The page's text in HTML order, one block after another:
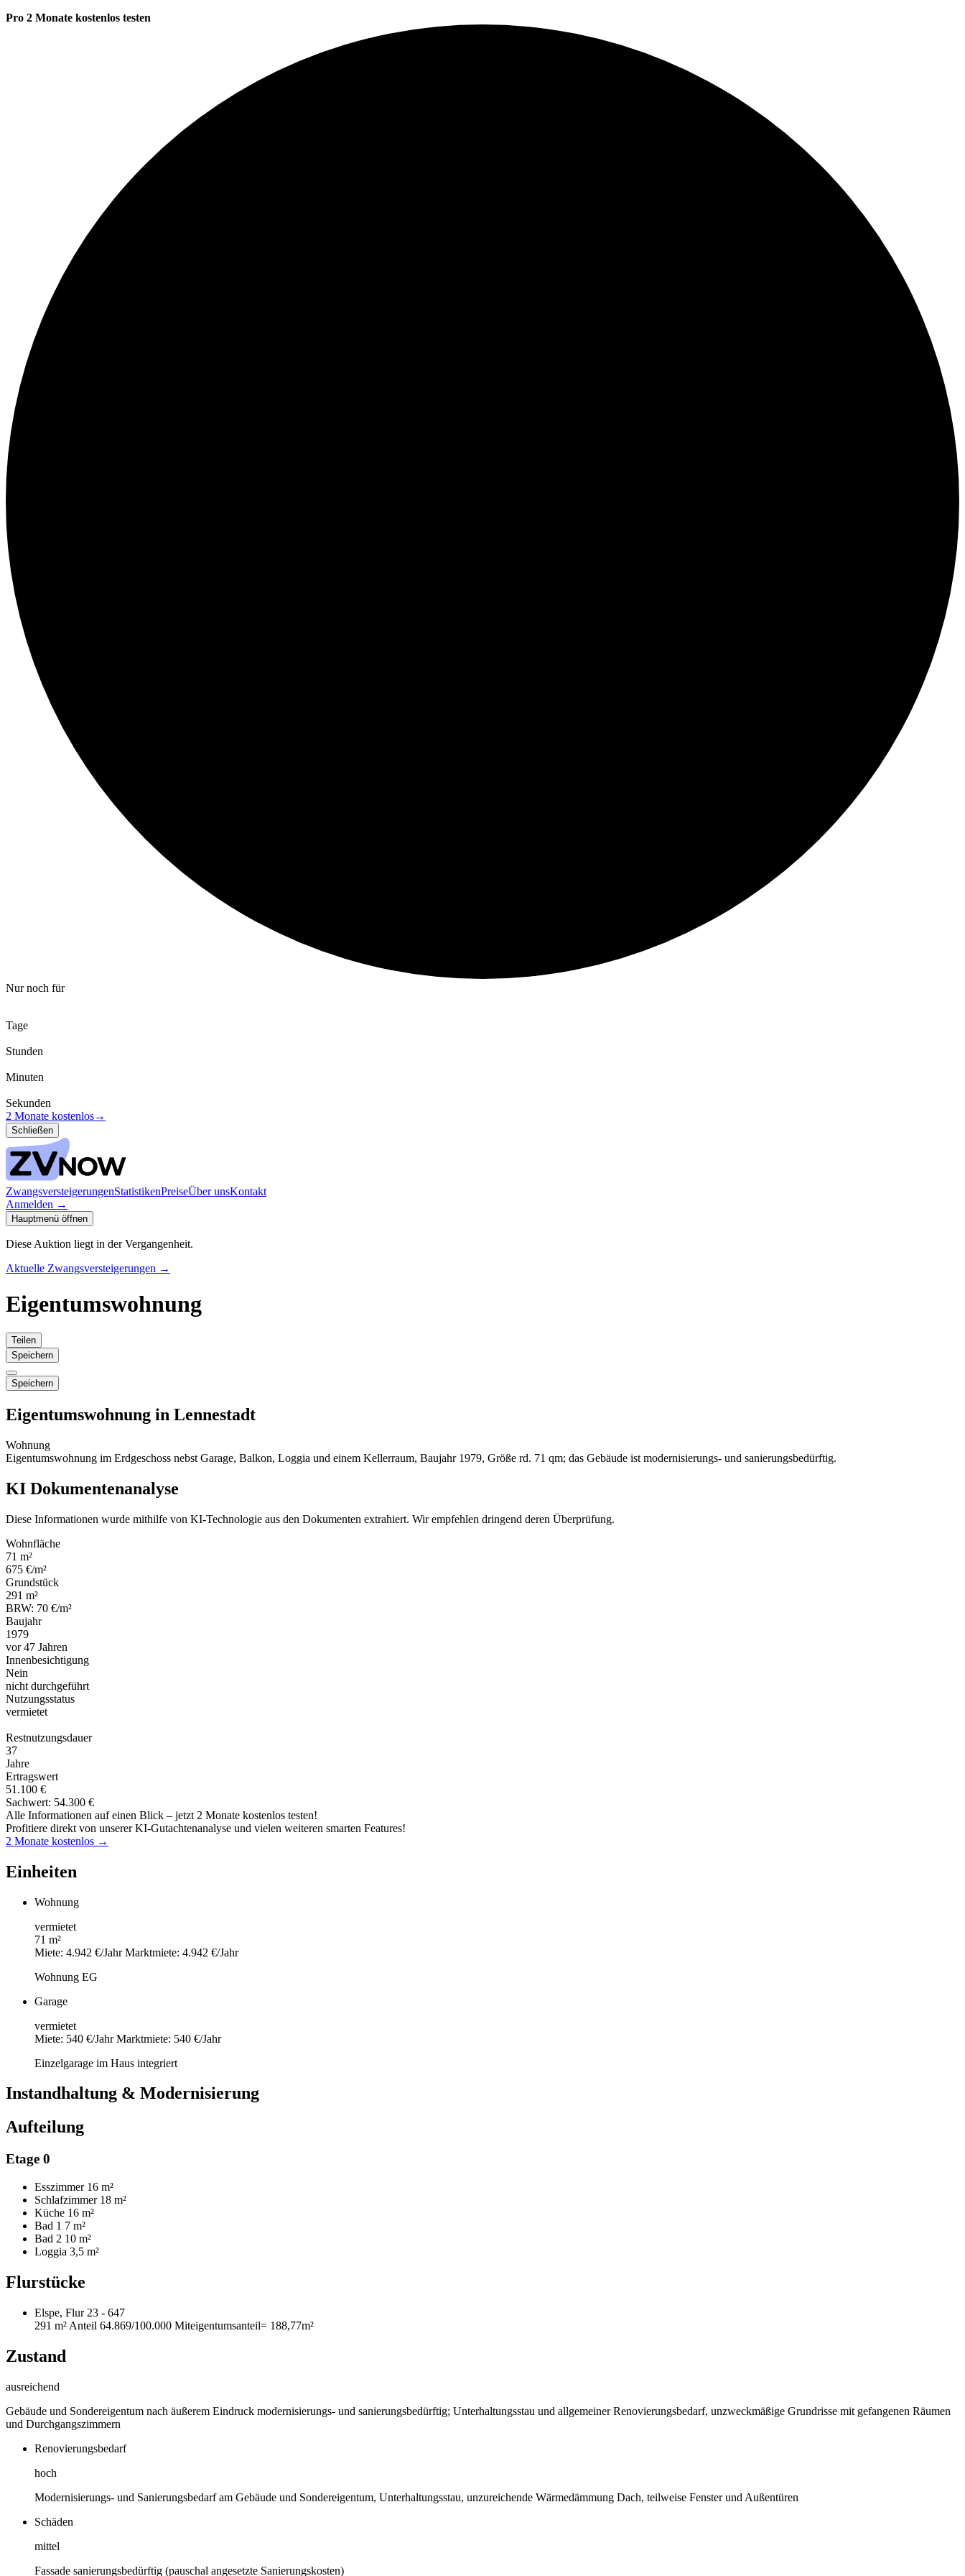
Pro 2 Monate kostenlos testen
Nur noch für
Tage
Stunden
Minuten
Sekunden
2 Monate kostenlos→
Schließen
ZwangsversteigerungenStatistikenPreiseÜber unsKontakt
Anmelden →
Hauptmenü öffnen
Diese Auktion liegt in der Vergangenheit.
Aktuelle Zwangsversteigerungen →
Eigentumswohnung
Teilen
Speichern
Speichern
Eigentumswohnung in Lennestadt
Wohnung
Eigentumswohnung im Erdgeschoss nebst Garage, Balkon, Loggia und einem Kellerraum, Baujahr 1979, Größe rd. 71 qm; das Gebäude ist modernisierungs- und sanierungsbedürftig.
KI Dokumentenanalyse
Diese Informationen wurde mithilfe von KI-Technologie aus den Dokumenten extrahiert. Wir empfehlen dringend deren Überprüfung.
Wohnfläche
71 m²
675 €/m²
Grundstück
291 m²
BRW: 70 €/m²
Baujahr
1979
vor 47 Jahren
Innenbesichtigung
Nein
nicht durchgeführt
Nutzungsstatus
vermietet
Restnutzungsdauer
37
Jahre
Ertragswert
51.100 €
Sachwert: 54.300 €
Alle Informationen auf einen Blick – jetzt 2 Monate kostenlos testen!
Profitiere direkt von unserer KI-Gutachtenanalyse und vielen weiteren smarten Features!
2 Monate kostenlos →
Einheiten
Wohnung
vermietet
71 m²
Miete: 4.942 €/JahrMarktmiete: 4.942 €/Jahr
Wohnung EG
Garage
vermietet
Miete: 540 €/JahrMarktmiete: 540 €/Jahr
Einzelgarage im Haus integriert
Instandhaltung & Modernisierung
Aufteilung
Etage 0
Esszimmer 16 m²
Schlafzimmer 18 m²
Küche 16 m²
Bad 1 7 m²
Bad 2 10 m²
Loggia 3,5 m²
Flurstücke
Elspe, Flur 23 - 647
291 m² Anteil 64.869/100.000 Miteigentumsanteil= 188,77m²
Zustand
ausreichend
Gebäude und Sondereigentum nach äußerem Eindruck modernisierungs- und sanierungsbedürftig; Unterhaltungsstau und allgemeiner Renovierungsbedarf, unzweckmäßige Grundrisse mit gefangenen Räumen
und Durchgangszimmern
Renovierungsbedarf
hoch
Modernisierungs- und Sanierungsbedarf am Gebäude und Sondereigentum, Unterhaltungsstau, unzureichende Wärmedämmung Dach, teilweise Fenster und Außentüren
Schäden
mittel
Fassade sanierungsbedürftig (pauschal angesetzte Sanierungskosten)